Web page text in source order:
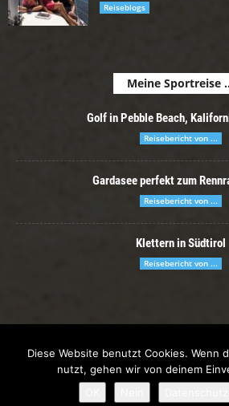
Reiseblogs
Meine Sportreise
Golf in Pebble Beach,
Reisebericht von ...
Gardasee perfekt zum
Reisebericht von ...
Klettern in Südtirol
Reisebericht von ...
Impressum
© Copyright 2018 - Der Sportreisende - ein
Diese Website benutzt Cookies. Wenn
nutzt, gehen wir von deinem